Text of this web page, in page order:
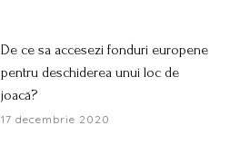
De ce sa accesezi fonduri europene
pentru deschiderea unui loc de
joacă?
17 decembrie 2020